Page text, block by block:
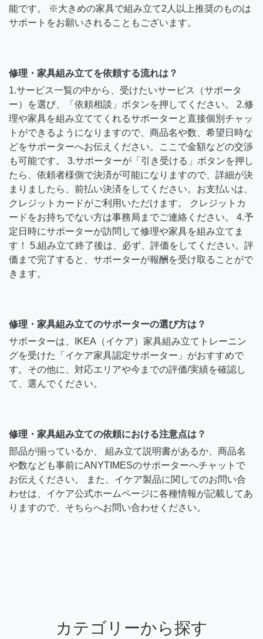
能です。 ※大きめの家具で組み立て2人以上推奨のものは
サポートをお願いされることもございます。
修理・家具組み立てを依頼する流れは？
1.サービス一覧の中から、受けたいサービス（サポータ
ー）を選び、「依頼相談」ボタンを押してください。 2.修
理や家具を組み立ててくれるサポーターと直接個別チャッ
トができるようになりますので、商品名や数、希望日時な
どをサポーターへお伝えください。ここで金額などの交渉
も可能です。 3.サポーターが「引き受ける」ボタンを押し
たら、依頼者様側で決済が可能になりますので、詳細が決
まりましたら、前払い決済をしてください。お支払いは、
クレジットカードがご利用いただけます。 クレジットカ
ードをお持ちでない方は事務局までご連絡ください。 4.予
定日時にサポーターが訪問して修理や家具を組み立てま
す！ 5.組み立て終了後は、必ず、評価をしてください。評
価まで完了すると、サポーターが報酬を受け取ることがで
きます。
修理・家具組み立てのサポーターの選び方は？
サポーターは、IKEA（イケア）家具組み立てトレーニン
グを受けた「イケア家具認定サポーター」がおすすめで
す。その他に、対応エリアや今までの評価/実績を確認し
て、選んでください。
修理・家具組み立ての依頼における注意点は？
部品が揃っているか、 組み立て説明書があるか、商品名
や数なども事前にANYTIMESのサポーターへチャットで
お伝えください。 また、イケア製品に関してのお問い合
わせは、イケア公式ホームページに各種情報が記載してあ
りますので、そちらへお問い合わせください。
カテゴリーから探す